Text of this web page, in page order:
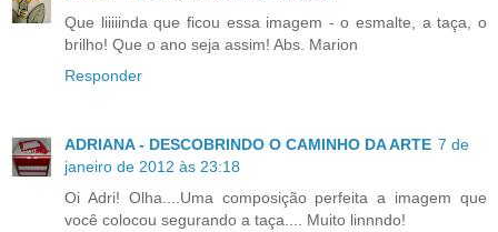
Que liiiiinda que ficou essa imagem - o esmalte, a taça, o
brilho! Que o ano seja assim! Abs. Marion
Responder
ADRIANA - DESCOBRINDO O CAMINHO DA ARTE 7 de
janeiro de 2012 às 23:18
Oi Adri! Olha....Uma composição perfeita a imagem que
você colocou segurando a taça.... Muito linnndo!